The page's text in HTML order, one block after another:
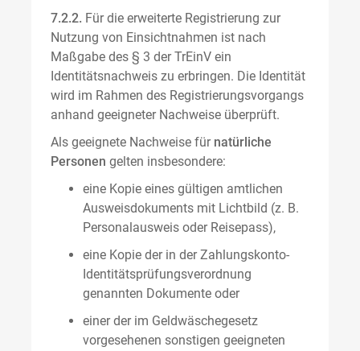
7.2.2. Für die erweiterte Registrierung zur
Nutzung von Einsichtnahmen ist nach
Maßgabe des § 3 der TrEinV ein
Identitätsnachweis zu erbringen. Die Identität
wird im Rahmen des Registrierungsvorgangs
anhand geeigneter Nachweise überprüft.
Als geeignete Nachweise für natürliche
Personen gelten insbesondere:
eine Kopie eines gültigen amtlichen
Ausweisdokuments mit Lichtbild (z. B.
Personalausweis oder Reisepass),
eine Kopie der in der Zahlungskonto-
Identitätsprüfungsverordnung
genannten Dokumente oder
einer der im Geldwäschegesetz
vorgesehenen sonstigen geeigneten